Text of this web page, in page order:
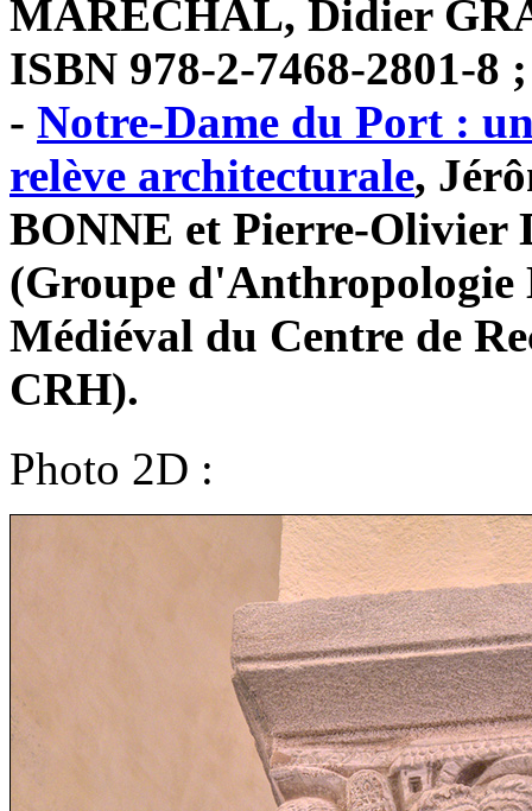
MARÉCHAL, Didier
ISBN 978-2-7468-2801-8 ;
- Notre-Dame du Port :
relève architecturale,
BONNE et Pierre-
(Groupe
Médiéval du Centre de
CRH).
Photo 2D :